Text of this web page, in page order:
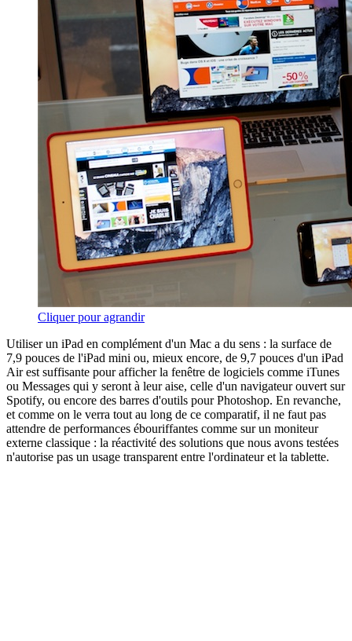
Cliquer pour agrandir
Utiliser un iPad en complément d'un Mac a du sens : la surface de
7,9 pouces de l'iPad mini ou, mieux encore, de 9,7 pouces d'un iPad
Air est suffisante pour afficher la fenêtre de logiciels comme iTunes
ou Messages qui y seront à leur aise, celle d'un navigateur ouvert sur
Spotify, ou encore des barres d'outils pour Photoshop. En revanche,
et comme on le verra tout au long de ce comparatif, il ne faut pas
attendre de performances ébouriffantes comme sur un moniteur
externe classique : la réactivité des solutions que nous avons testées
n'autorise pas un usage transparent entre l'ordinateur et la tablette.